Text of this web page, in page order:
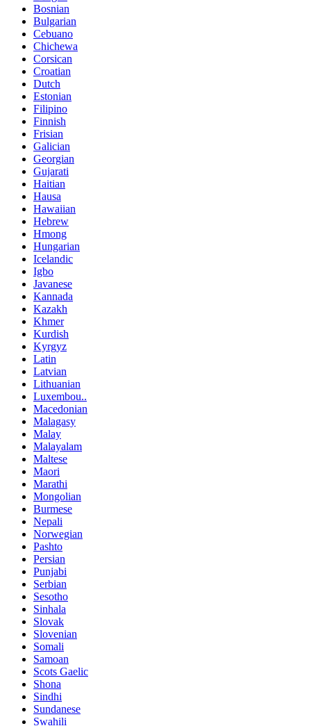
Bosnian
Bulgarian
Cebuano
Chichewa
Corsican
Croatian
Dutch
Estonian
Filipino
Finnish
Frisian
Galician
Georgian
Gujarati
Haitian
Hausa
Hawaiian
Hebrew
Hmong
Hungarian
Icelandic
Igbo
Javanese
Kannada
Kazakh
Khmer
Kurdish
Kyrgyz
Latin
Latvian
Lithuanian
Luxembou..
Macedonian
Malagasy
Malay
Malayalam
Maltese
Maori
Marathi
Mongolian
Burmese
Nepali
Norwegian
Pashto
Persian
Punjabi
Serbian
Sesotho
Sinhala
Slovak
Slovenian
Somali
Samoan
Scots Gaelic
Shona
Sindhi
Sundanese
Swahili